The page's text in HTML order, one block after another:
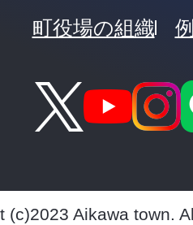
町役場の組織
(c)2023 Aikawa town.